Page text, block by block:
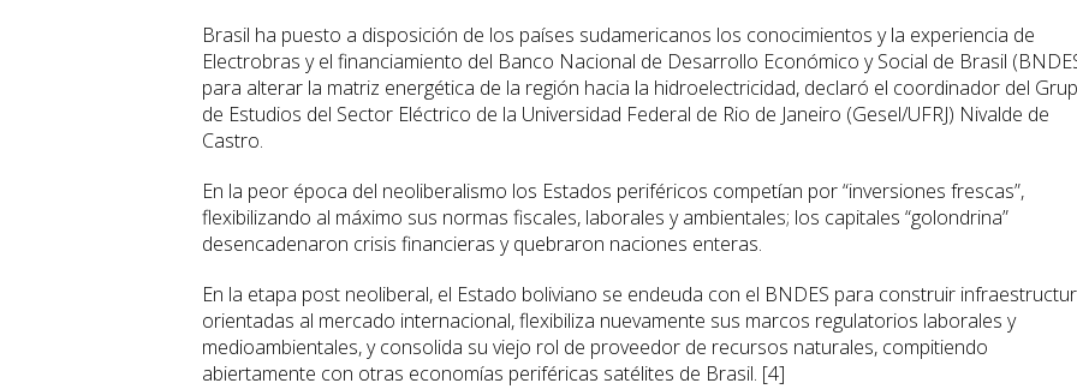
Brasil ha puesto a disposición de los países sudamericanos los conocimientos y la experiencia de
Electrobras y el financiamiento del Banco Nacional de Desarrollo Económico y Social de Brasil
para alterar la matriz energética de la región hacia la hidroelectricidad, declaró el coordinador del
de Estudios del Sector Eléctrico de la Universidad Federal de Rio de Janeiro (Gesel/UFRJ) Nivalde de
Castro.
En la peor época del neoliberalismo los Estados periféricos competían por “inversiones frescas”,
flexibilizando al máximo sus normas fiscales, laborales y ambientales; los capitales “golondrina”
desencadenaron crisis financieras y quebraron naciones enteras.
En la etapa post neoliberal, el Estado boliviano se endeuda con el BNDES para construir
orientadas al mercado internacional, flexibiliza nuevamente sus marcos regulatorios laborales y
medioambientales, y consolida su viejo rol de proveedor de recursos naturales, compitiendo
abiertamente con otras economías periféricas satélites de Brasil. [4]